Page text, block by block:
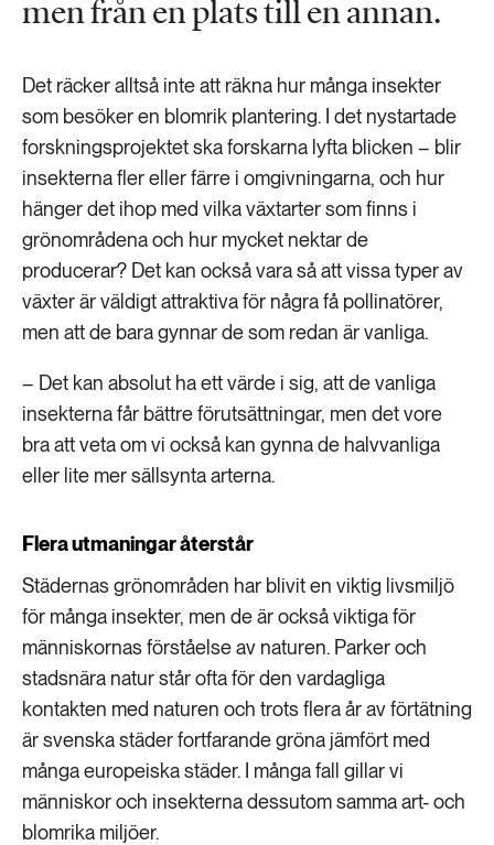
men från en plats till en annan.
Det räcker alltså inte att räkna hur många insekter
som besöker en blomrik plantering. I det nystartade
forskningsprojektet ska forskarna lyfta blicken – blir
insekterna fler eller färre i omgivningarna, och hur
hänger det ihop med vilka växtarter som finns i
grönområdena och hur mycket nektar de
producerar? Det kan också vara så att vissa typer av
växter är väldigt attraktiva för några få pollinatörer,
men att de bara gynnar de som redan är vanliga.
– Det kan absolut ha ett värde i sig, att de vanliga
insekterna får bättre förutsättningar, men det vore
bra att veta om vi också kan gynna de halvvanliga
eller lite mer sällsynta arterna.
Flera utmaningar återstår
Städernas grönområden har blivit en viktig livsmiljö
för många insekter, men de är också viktiga för
människornas förståelse av naturen. Parker och
stadsnära natur står ofta för den vardagliga
kontakten med naturen och trots flera år av förtätning
är svenska städer fortfarande gröna jämfört med
många europeiska städer. I många fall gillar vi
människor och insekterna dessutom samma art- och
blomrika miljöer.